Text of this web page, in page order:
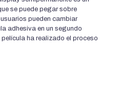
se puede pegar sobre
pueden cambiar
adhesiva en un segundo
ha realizado el proceso